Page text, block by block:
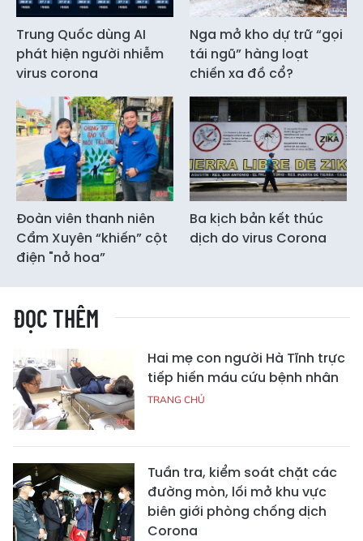
Trung Quốc dùng AI
phát hiện người nhiễm
virus corona
Nga mở kho dự trữ “gọi
tái ngũ” hàng loạt
chiến xa đồ cổ?
Đoàn viên thanh niên
Cẩm Xuyên “khiến” cột
điện "nở hoa”
Ba kịch bản kết thúc
dịch do virus Corona
ĐỌC THÊM
Hai mẹ con người Hà Tĩnh trực
tiếp hiến máu cứu bệnh nhân
TRANG CHỦ
Tuần tra, kiểm soát chặt các
đường mòn, lối mở khu vực
biên giới phòng chống dịch
Corona